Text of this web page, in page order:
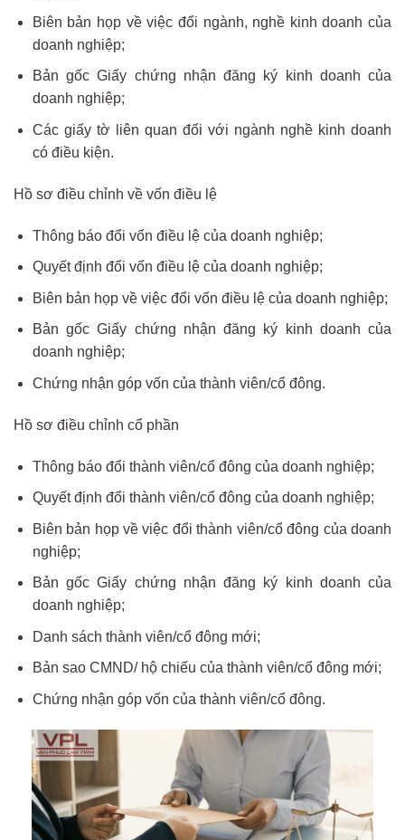
Biên bản họp về việc đổi ngành, nghề kinh doanh của
doanh nghiệp;
Bản gốc Giấy chứng nhận đăng ký kinh doanh của
doanh nghiệp;
Các giấy tờ liên quan đối với ngành nghề kinh doanh
có điều kiện.
Hồ sơ điều chỉnh về vốn điều lệ
Thông báo đổi vốn điều lệ của doanh nghiệp;
Quyết định đổi vốn điều lệ của doanh nghiệp;
Biên bản họp về việc đổi vốn điều lệ của doanh nghiệp;
Bản gốc Giấy chứng nhận đăng ký kinh doanh của
doanh nghiệp;
Chứng nhận góp vốn của thành viên/cổ đông.
Hồ sơ điều chỉnh cổ phần
Thông báo đổi thành viên/cổ đông của doanh nghiệp;
Quyết định đổi thành viên/cổ đông của doanh nghiệp;
Biên bản họp về việc đổi thành viên/cổ đông của doanh
nghiệp;
Bản gốc Giấy chứng nhận đăng ký kinh doanh của
doanh nghiệp;
Danh sách thành viên/cổ đông mới;
Bản sao CMND/ hộ chiếu của thành viên/cổ đông mới;
Chứng nhận góp vốn của thành viên/cổ đông.